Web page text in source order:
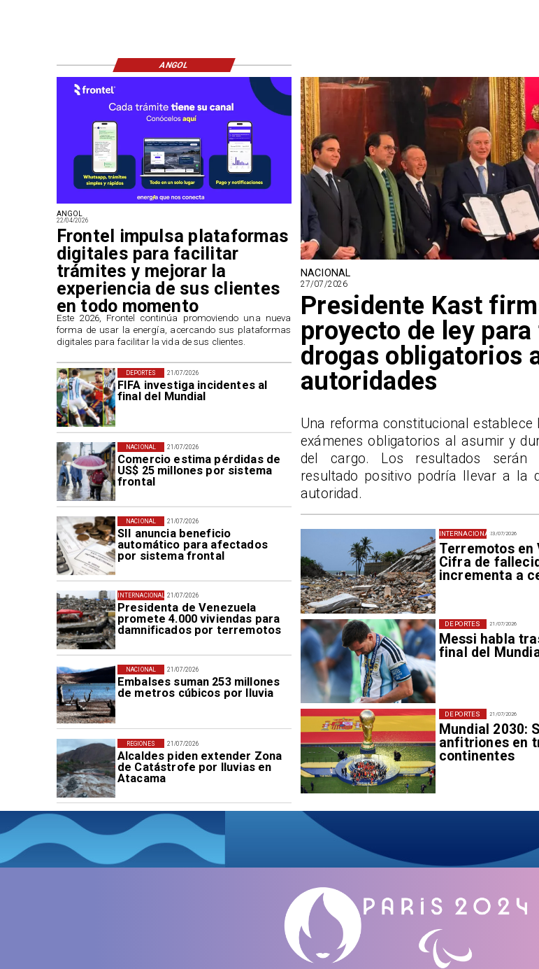
21/07/2026
FIFA investiga incidentes al
final del Mundial
DEPORTES
21/07/2026
Comercio estima pérdidas de
US$ 25 millones por sistema
frontal
NACIONAL
21/07/2026
SII anuncia beneficio
automático para afectados
por sistema frontal
NACIONAL
21/07/2026
Presidenta de Venezuela
promete 4.000 viviendas para
damnificados por terremotos
INTERNACIONAL
21/07/2026
Embalses suman 253 millones
de metros cúbicos por lluvia
NACIONAL
21/07/2026
Alcaldes piden extender Zona
de Catástrofe por lluvias en
Atacama
REGIONES
23/07/2026
Terremotos en
Cifra de
incrementa a
INTERNACIONAL
21/07/2026
Messi habla
final del
DEPORTES
21/07/2026
Mundial 2030:
anfitriones en
continentes
DEPORTES
ANGOL
22/04/2026
Frontel impulsa plataformas
digitales para facilitar
trámites y mejorar la
experiencia de sus clientes
en todo momento
​Este 2026, Frontel continúa promoviendo una nueva
forma de usar la energía, acercando sus plataformas
digitales para facilitar la vida de sus clientes.
NACIONAL
27/07/2026
Presidente Kast
proyecto de ley
drogas obligatorios
autoridades
Una reforma constitucional establece
exámenes obligatorios al asumir y
del cargo. Los resultados
resultado positivo podría llevar a la
autoridad.
ANGOL